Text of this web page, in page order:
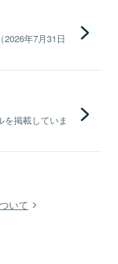
年7月31日
掲載していま
いて